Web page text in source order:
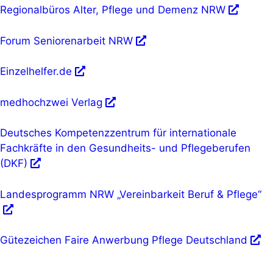
Regionalbüros Alter, Pflege und Demenz NRW
Forum Seniorenarbeit NRW
Einzelhelfer.de
medhochzwei Verlag
Deutsches Kompetenzzentrum für internationale
Fachkräfte in den Gesundheits- und Pflegeberufen
(DKF)
Landesprogramm NRW „Vereinbarkeit Beruf & Pflege“
Gütezeichen Faire Anwerbung Pflege Deutschland